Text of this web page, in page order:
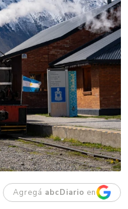
Agregá abcDiario en